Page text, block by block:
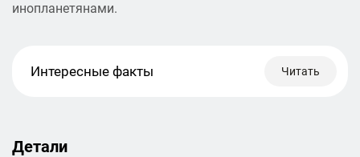
инопланетянами.
Интересные факты Читать
Детали